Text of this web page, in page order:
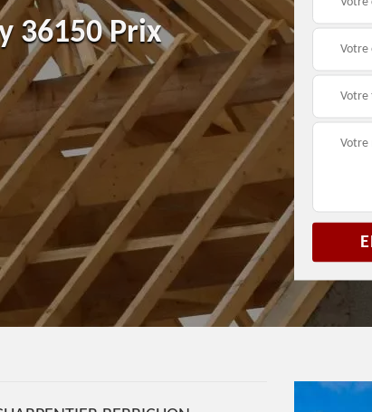
36150 Prix